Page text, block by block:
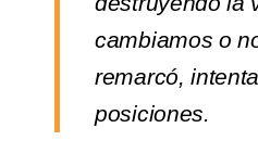
cambiamos o
remarcó,
posiciones.